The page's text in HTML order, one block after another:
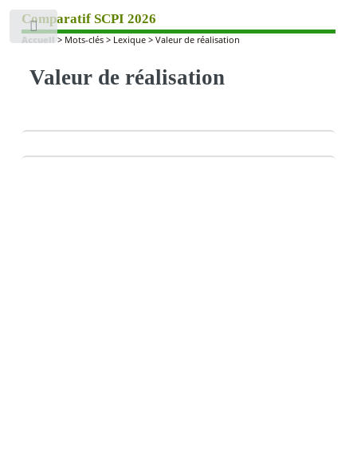
Comparatif SCPI 2026
Accueil > Mots-clés> Lexique> Valeur de réalisation
Valeur de réalisation
Toggle